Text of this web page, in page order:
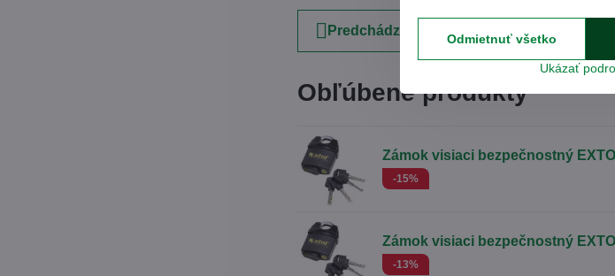
Predchádzajúci produkt
Obľúbené produkty
Zámok visiaci bezpečnostný
-15%
Zámok visiaci bezpečnostný
-13%
Ukázať
Odmietnuť všetko